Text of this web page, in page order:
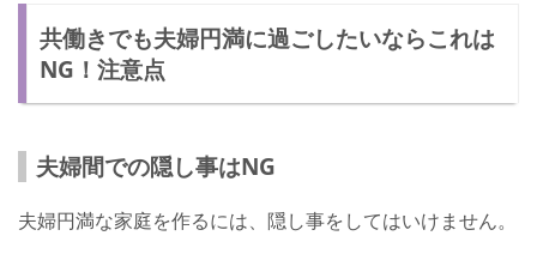
共働きでも夫婦円満に過ごしたいならこれは
NG！注意点
夫婦間での隠し事はNG
夫婦円満な家庭を作るには、隠し事をしてはいけません。